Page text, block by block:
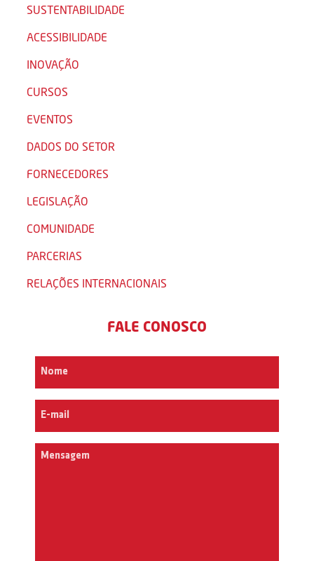
SUSTENTABILIDADE
ACESSIBILIDADE
INOVAÇÃO
CURSOS
EVENTOS
DADOS DO SETOR
FORNECEDORES
LEGISLAÇÃO
COMUNIDADE
PARCERIAS
RELAÇÕES INTERNACIONAIS
FALE CONOSCO